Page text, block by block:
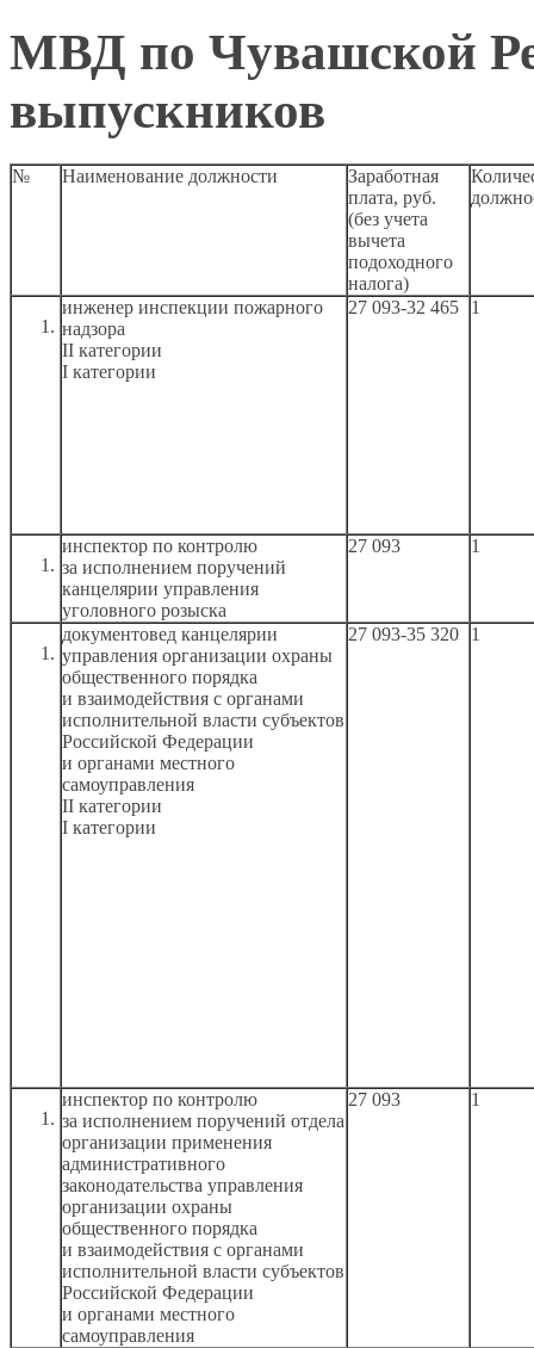
МВД по Чувашской
выпускников
№ Наименование должности
Заработная
плата, руб.
(без учета
вычета
подоходного
налога)
инженер инспекции пожарного
надзора
II категории
I категории
27 093-32 465 1
инспектор по контролю
за исполнением поручений
канцелярии управления
уголовного розыска
27 093 1
документовед канцелярии
управления организации охраны
общественного порядка
и взаимодействия с органами
исполнительной власти субъектов
Российской Федерации
и органами местного
самоуправления
II категории
I категории
27 093-35 320 1
инспектор по контролю
за исполнением поручений отдела
организации применения
административного
законодательства управления
организации охраны
общественного порядка
и взаимодействия с органами
исполнительной власти субъектов
Российской Федерации
и органами местного
самоуправления
27 093 1